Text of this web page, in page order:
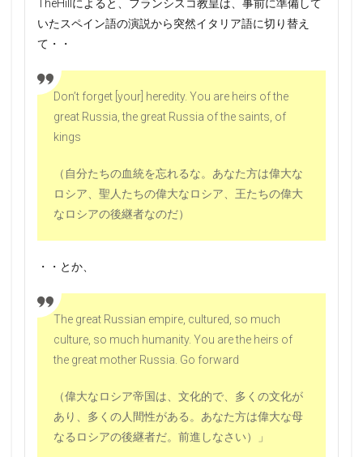
TheHillによると、フランシスコ教皇は、事前に準備して
いたスペイン語の演説から突然イタリア語に切り替え
て・・
Don’t forget [your] heredity. You are heirs of the
great Russia, the great Russia of the saints, of
kings
（自分たちの血統を忘れるな。あなた方は偉大な
ロシア、聖人たちの偉大なロシア、王たちの偉大
なロシアの後継者なのだ）
・・とか、
The great Russian empire, cultured, so much
culture, so much humanity. You are the heirs of
the great mother Russia. Go forward
（偉大なロシア帝国は、文化的で、多くの文化が
あり、多くの人間性がある。あなた方は偉大な母
なるロシアの後継者だ。前進しなさい）」